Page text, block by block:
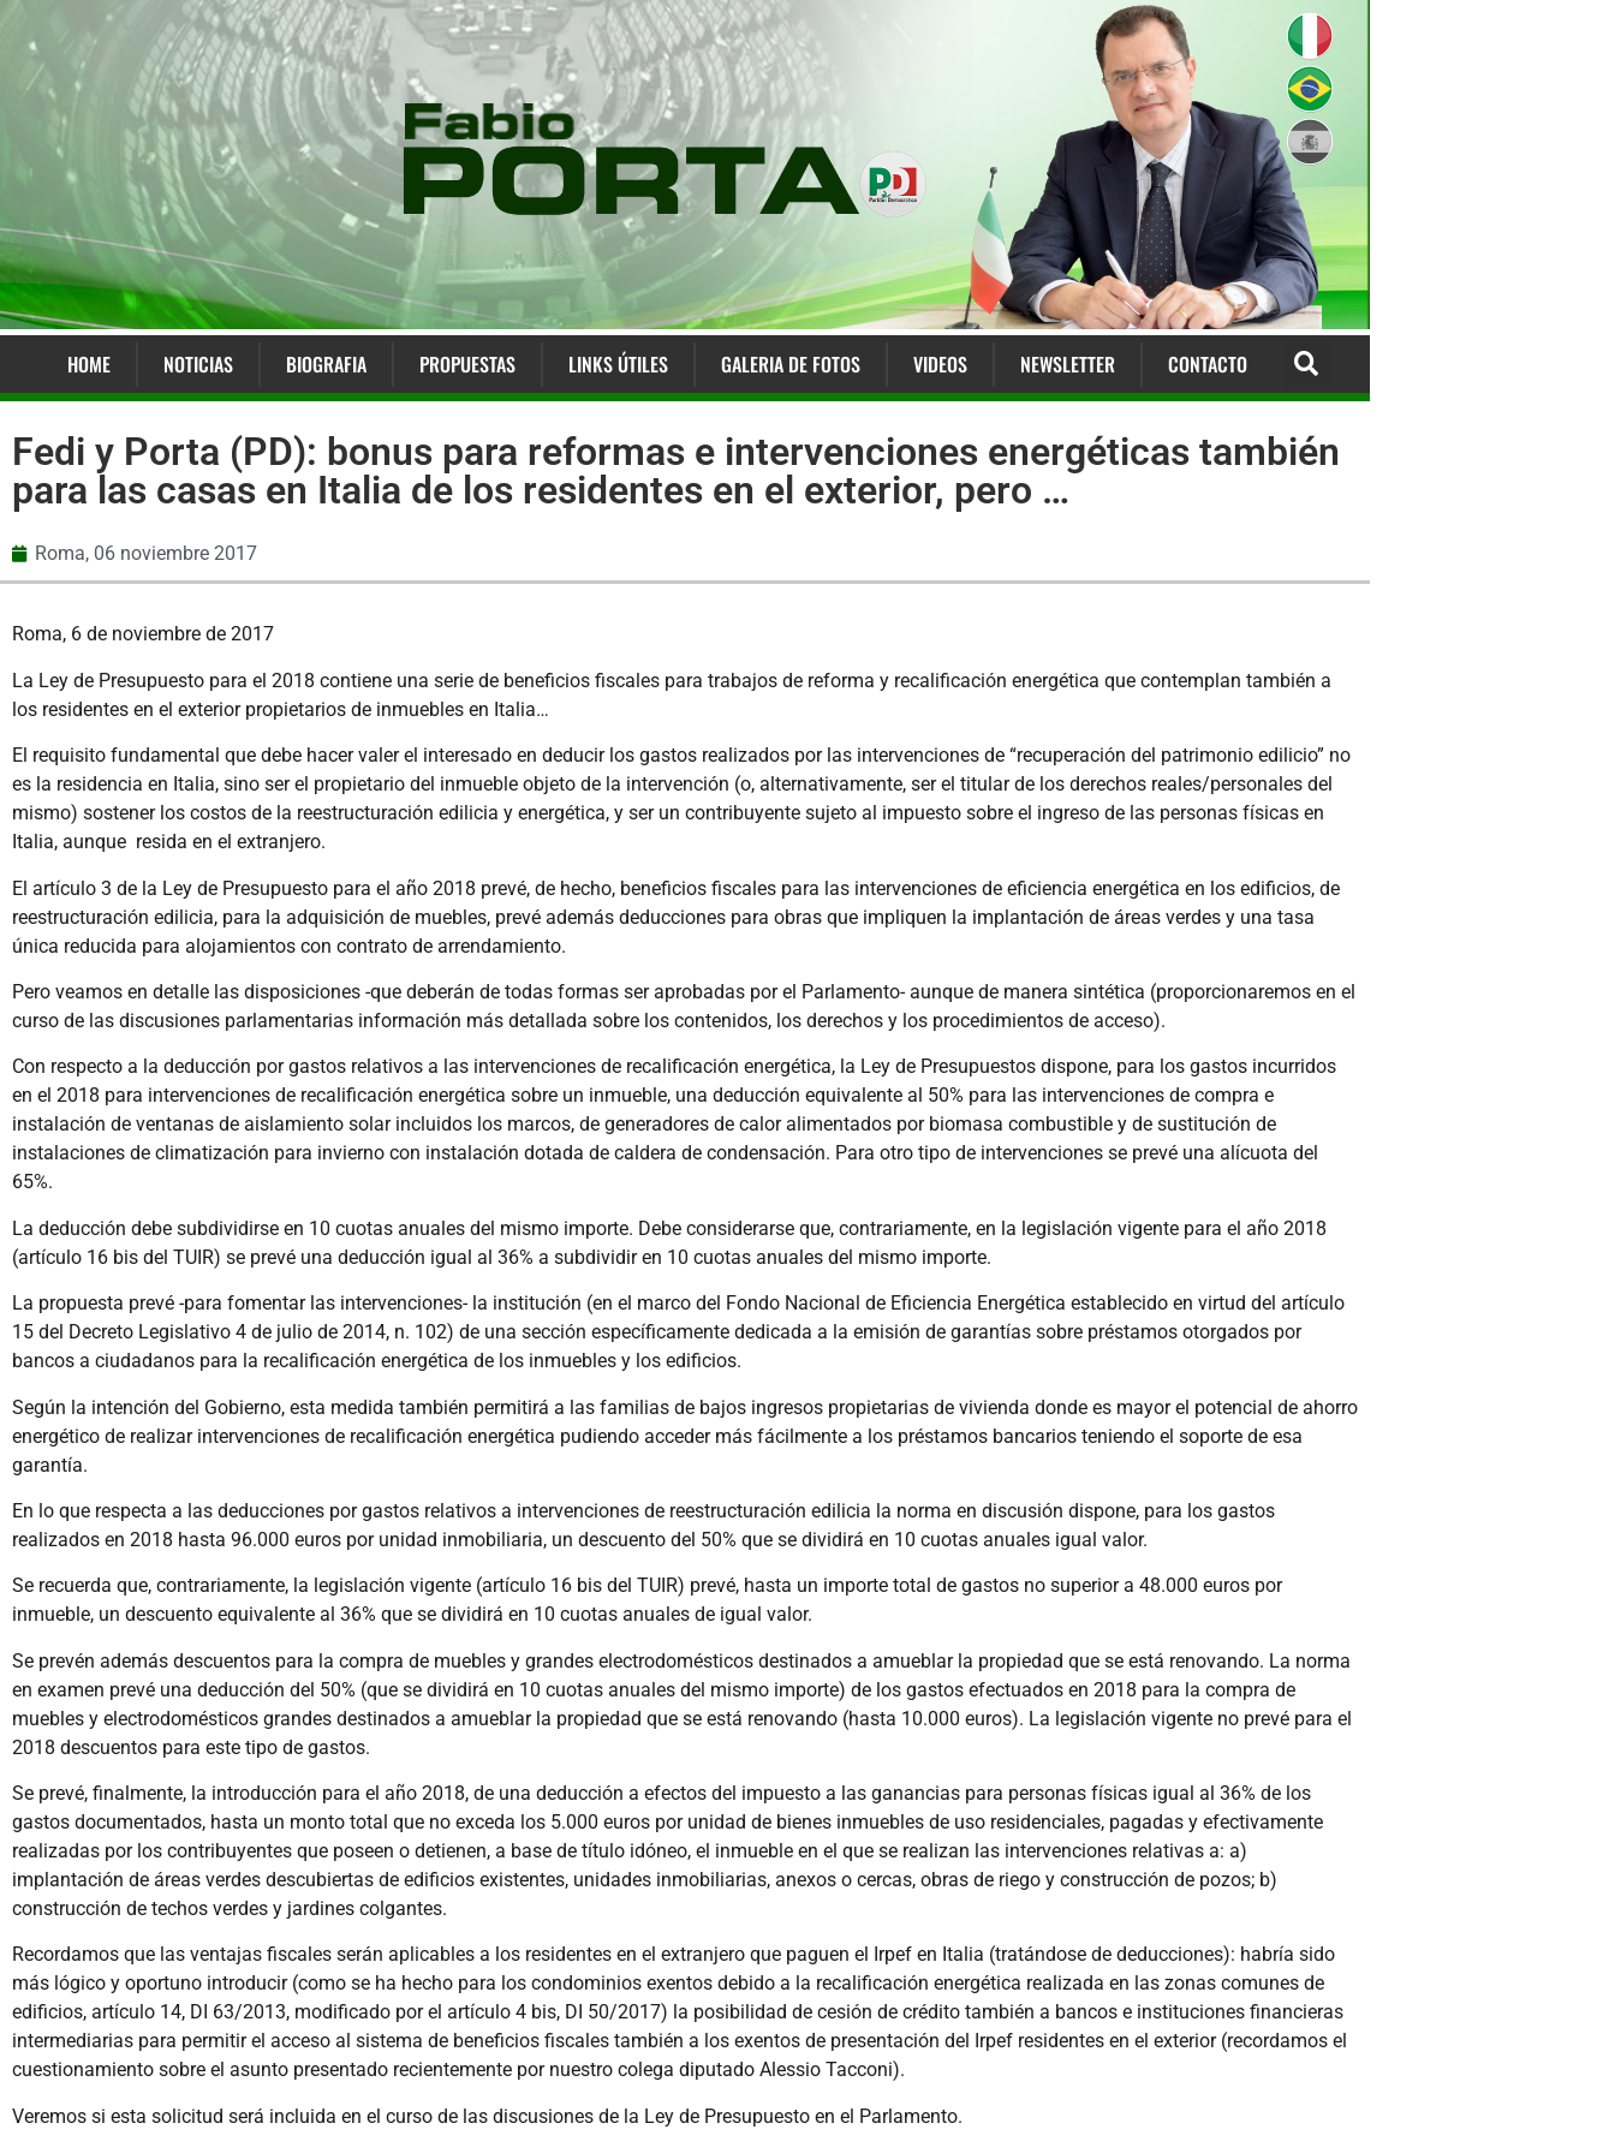
HOME NOTICIAS BIOGRAFIA PROPUESTAS LINKS ÚTILES GALERIA DE FOTOS VIDEOS NEWSLETTER CONTACTO
Fedi y Porta (PD): bonus para reformas e intervenciones energéticas también
para las casas en Italia de los residentes en el exterior, pero …
Roma, 06 noviembre 2017
Roma, 6 de noviembre de 2017
La Ley de Presupuesto para el 2018 contiene una serie de beneficios fiscales para trabajos de reforma y recalificación energética que contemplan también a
los residentes en el exterior propietarios de inmuebles en Italia…
El requisito fundamental que debe hacer valer el interesado en deducir los gastos realizados por las intervenciones de “recuperación del patrimonio edilicio” no
es la residencia en Italia, sino ser el propietario del inmueble objeto de la intervención (o, alternativamente, ser el titular de los derechos reales/personales del
mismo) sostener los costos de la reestructuración edilicia y energética, y ser un contribuyente sujeto al impuesto sobre el ingreso de las personas físicas en
Italia, aunque resida en el extranjero.
El artículo 3 de la Ley de Presupuesto para el año 2018 prevé, de hecho, beneficios fiscales para las intervenciones de eficiencia energética en los edificios, de
reestructuración edilicia, para la adquisición de muebles, prevé además deducciones para obras que impliquen la implantación de áreas verdes y una tasa
única reducida para alojamientos con contrato de arrendamiento.
Pero veamos en detalle las disposiciones -que deberán de todas formas ser aprobadas por el Parlamento- aunque de manera sintética (proporcionaremos en el
curso de las discusiones parlamentarias información más detallada sobre los contenidos, los derechos y los procedimientos de acceso).
Con respecto a la deducción por gastos relativos a las intervenciones de recalificación energética, la Ley de Presupuestos dispone, para los gastos incurridos
en el 2018 para intervenciones de recalificación energética sobre un inmueble, una deducción equivalente al 50% para las intervenciones de compra e
instalación de ventanas de aislamiento solar incluidos los marcos, de generadores de calor alimentados por biomasa combustible y de sustitución de
instalaciones de climatización para invierno con instalación dotada de caldera de condensación. Para otro tipo de intervenciones se prevé una alícuota del
65%.
La deducción debe subdividirse en 10 cuotas anuales del mismo importe. Debe considerarse que, contrariamente, en la legislación vigente para el año 2018
(artículo 16 bis del TUIR) se prevé una deducción igual al 36% a subdividir en 10 cuotas anuales del mismo importe.
La propuesta prevé -para fomentar las intervenciones- la institución (en el marco del Fondo Nacional de Eficiencia Energética establecido en virtud del artículo
15 del Decreto Legislativo 4 de julio de 2014, n. 102) de una sección específicamente dedicada a la emisión de garantías sobre préstamos otorgados por
bancos a ciudadanos para la recalificación energética de los inmuebles y los edificios.
Según la intención del Gobierno, esta medida también permitirá a las familias de bajos ingresos propietarias de vivienda donde es mayor el potencial de ahorro
energético de realizar intervenciones de recalificación energética pudiendo acceder más fácilmente a los préstamos bancarios teniendo el soporte de esa
garantía.
En lo que respecta a las deducciones por gastos relativos a intervenciones de reestructuración edilicia la norma en discusión dispone, para los gastos
realizados en 2018 hasta 96.000 euros por unidad inmobiliaria, un descuento del 50% que se dividirá en 10 cuotas anuales igual valor.
Se recuerda que, contrariamente, la legislación vigente (artículo 16 bis del TUIR) prevé, hasta un importe total de gastos no superior a 48.000 euros por
inmueble, un descuento equivalente al 36% que se dividirá en 10 cuotas anuales de igual valor.
Se prevén además descuentos para la compra de muebles y grandes electrodomésticos destinados a amueblar la propiedad que se está renovando. La norma
en examen prevé una deducción del 50% (que se dividirá en 10 cuotas anuales del mismo importe) de los gastos efectuados en 2018 para la compra de
muebles y electrodomésticos grandes destinados a amueblar la propiedad que se está renovando (hasta 10.000 euros). La legislación vigente no prevé para el
2018 descuentos para este tipo de gastos.
Se prevé, finalmente, la introducción para el año 2018, de una deducción a efectos del impuesto a las ganancias para personas físicas igual al 36% de los
gastos documentados, hasta un monto total que no exceda los 5.000 euros por unidad de bienes inmuebles de uso residenciales, pagadas y efectivamente
realizadas por los contribuyentes que poseen o detienen, a base de título idóneo, el inmueble en el que se realizan las intervenciones relativas a: a)
implantación de áreas verdes descubiertas de edificios existentes, unidades inmobiliarias, anexos o cercas, obras de riego y construcción de pozos; b)
construcción de techos verdes y jardines colgantes.
Recordamos que las ventajas fiscales serán aplicables a los residentes en el extranjero que paguen el Irpef en Italia (tratándose de deducciones): habría sido
más lógico y oportuno introducir (como se ha hecho para los condominios exentos debido a la recalificación energética realizada en las zonas comunes de
edificios, artículo 14, DI 63/2013, modificado por el artículo 4 bis, DI 50/2017) la posibilidad de cesión de crédito también a bancos e instituciones financieras
intermediarias para permitir el acceso al sistema de beneficios fiscales también a los exentos de presentación del Irpef residentes en el exterior (recordamos el
cuestionamiento sobre el asunto presentado recientemente por nuestro colega diputado Alessio Tacconi).
Veremos si esta solicitud será incluida en el curso de las discusiones de la Ley de Presupuesto en el Parlamento.